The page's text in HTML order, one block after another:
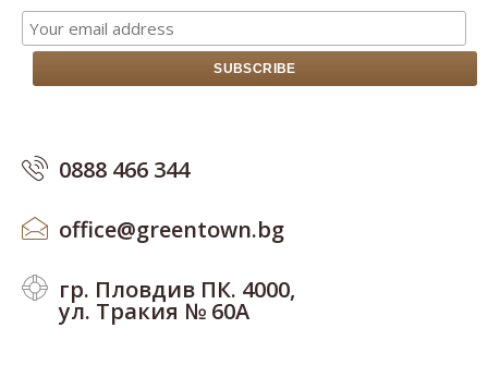
0888 466 344
office@greentown.bg
гр. Пловдив ПК. 4000,
ул. Тракия № 60А